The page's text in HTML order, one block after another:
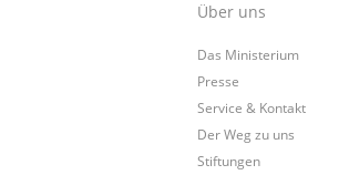
Über uns
Das Ministerium
Presse
Service & Kontakt
Der Weg zu uns
Stiftungen